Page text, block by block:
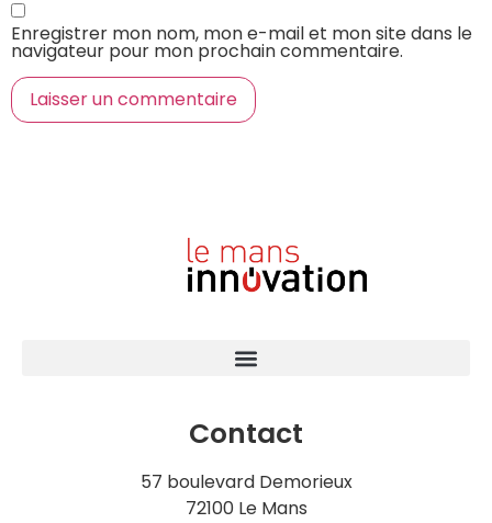
Enregistrer mon nom, mon e-mail et mon site dans le
navigateur pour mon prochain commentaire.
Contact
57 boulevard Demorieux
72100 Le Mans